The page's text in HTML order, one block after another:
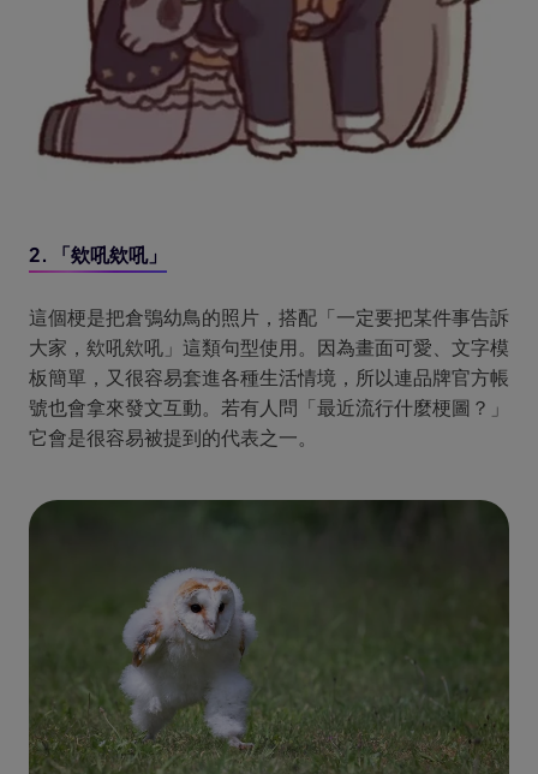
2. 「欸吼欸吼」
這個梗是把倉鴞幼鳥的照片，搭配「一定要把某件事告訴
大家，欸吼欸吼」這類句型使用。因為畫面可愛、文字模
板簡單，又很容易套進各種生活情境，所以連品牌官方帳
號也會拿來發文互動。若有人問「最近流行什麼梗圖？」
它會是很容易被提到的代表之一。